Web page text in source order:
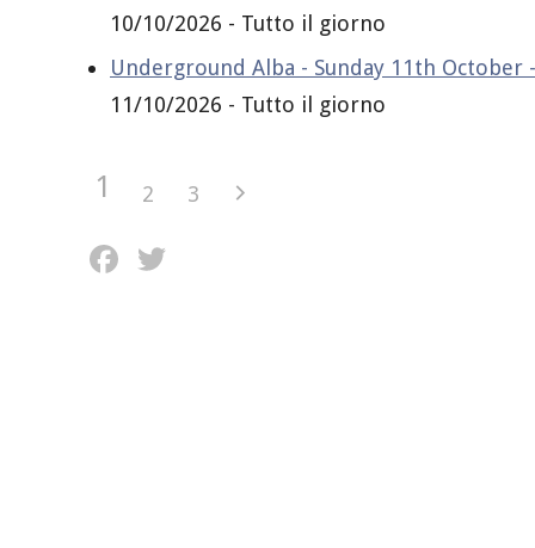
10/10/2026 - Tutto il giorno
Underground Alba - Sunday 11th
11/10/2026 - Tutto il giorno
1 2 3
Facebook